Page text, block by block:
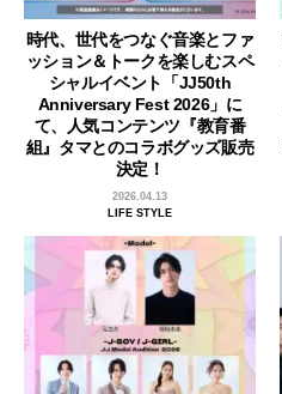
時代、世代をつなぐ音楽とファ
ッション＆トークを楽しむスペ
シャルイベント「JJ50th
Anniversary Fest 2026」に
て、人気コンテンツ『教育番
組』タマとのコラボグッズ販売
決定！
2026.04.13
LIFE STYLE